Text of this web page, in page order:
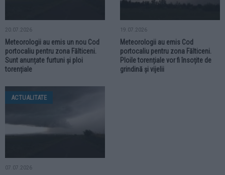
20.07.2026
Meteorologii au emis un nou Cod
portocaliu pentru zona Fălticeni.
Sunt anunțate furtuni și ploi
torențiale
19.07.2026
Meteorologii au emis Cod
portocaliu pentru zona Fălticeni.
Ploile torențiale vor fi însoțite de
grindină și vijelii
ACTUALITATE
07.07.2026